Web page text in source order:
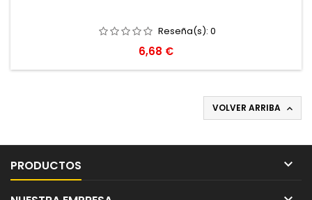
Reseña(s): 0
Precio
6,68 €
VOLVER ARRIBA 
PRODUCTOS 